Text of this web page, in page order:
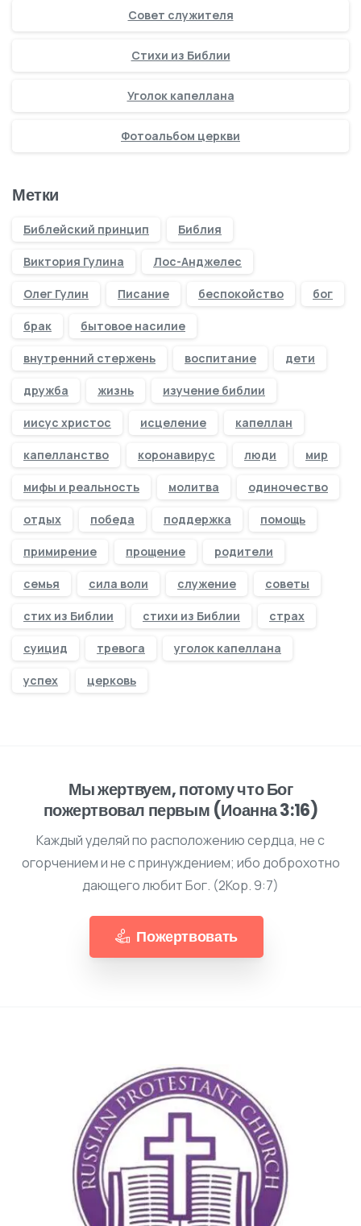
Совет служителя
Стихи из Библии
Уголок капеллана
Фотоальбом церкви
Метки
Библейский принцип Библия
Виктория Гулина Лос-Анджелес
Олег Гулин Писание беспокойство бог
брак бытовое насилие
внутренний стержень воспитание дети
дружба жизнь изучение библии
иисус христос исцеление капеллан
капелланство коронавирус люди мир
мифы и реальность молитва одиночество
отдых победа поддержка помощь
примирение прощение родители
семья сила воли служение советы
стих из Библии стихи из Библии страх
суицид тревога уголок капеллана
успех церковь
Мы жертвуем, потому что Бог
пожертвовал первым (Иоанна 3:16)
Каждый уделяй по расположению сердца, не с
огорчением и не с принуждением; ибо доброхотно
дающего любит Бог. (2Кор. 9:7)
Пожертвовать